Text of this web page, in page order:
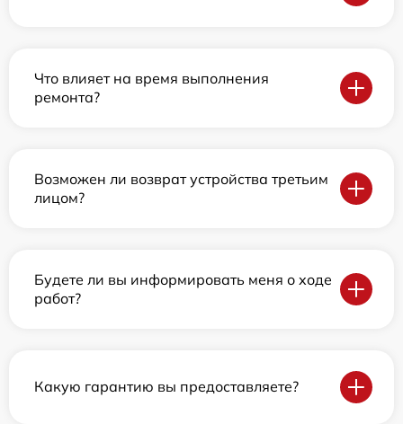
Что влияет на время выполнения
ремонта?
Возможен ли возврат устройства третьим
лицом?
Будете ли вы информировать меня о ходе
работ?
Какую гарантию вы предоставляете?